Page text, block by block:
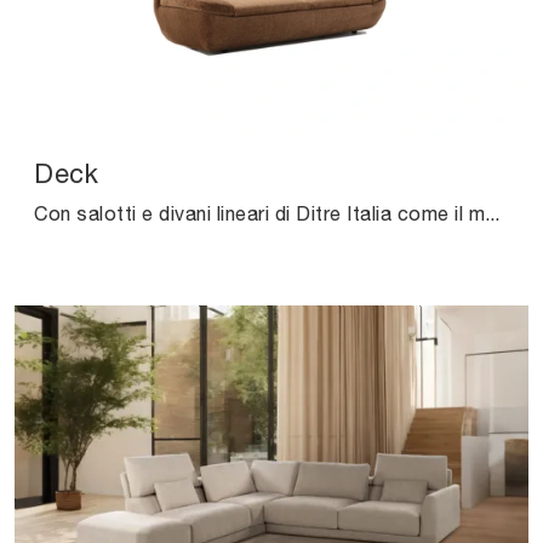
Deck
Con salotti e divani lineari di Ditre Italia come il modello Deck in tessuto, potrai ultimare il tuo progetto d'arredo.